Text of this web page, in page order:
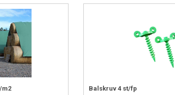
m2 Balskruv 4 st/fp